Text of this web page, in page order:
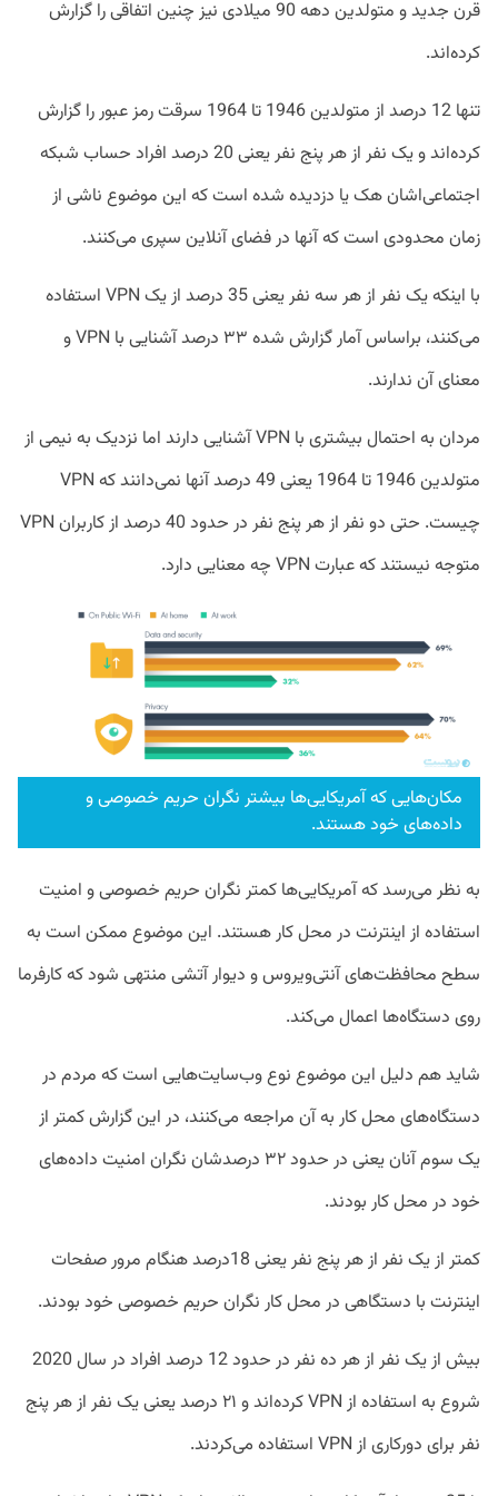
قرن جدید و متولدین دهه 90 میلادی نیز چنین اتفاقی را گزارش
کرده‌اند.
تنها 12 درصد از متولدین 1946 تا 1964 سرقت رمز عبور را گزارش
کرده‌اند و یک نفر از هر پنج نفر یعنی 20 درصد افراد حساب شبکه
اجتماعی‌اشان هک یا دزدیده شده است که این موضوع ناشی از
زمان محدودی است که آنها در فضای آنلاین سپری می‌کنند.
با اینکه یک نفر از هر سه نفر یعنی 35 درصد از یک VPN استفاده
می‌کنند، براساس آمار گزارش شده ۳۳ درصد آشنایی با VPN و
معنای آن ندارند.
مردان به احتمال بیشتری با VPN آشنایی دارند اما نزدیک به نیمی از
متولدین 1946 تا 1964 یعنی 49 درصد آنها نمی‌دانند که VPN
چیست. حتی دو نفر از هر پنج نفر در حدود 40 درصد از کاربران VPN
متوجه نیستند که عبارت VPN چه معنایی دارد.
مکان‌هایی که آمریکایی‌ها بیشتر نگران حریم خصوصی و
داده‌های خود هستند.
به نظر می‌رسد که آمریکایی‌ها کمتر نگران حریم خصوصی و امنیت
استفاده از اینترنت در محل کار هستند. این موضوع ممکن است به
سطح محافظت‌های آنتی‌ویروس و دیوار آتشی منتهی شود که کارفرما
روی دستگاه‌ها اعمال می‌کند.
شاید هم دلیل این موضوع نوع وب‌سایت‌هایی است که مردم در
دستگاه‌های محل کار به آن مراجعه می‌کنند، در این گزارش کمتر از
یک سوم آنان یعنی در حدود ۳۲ درصدشان نگران امنیت داده‌های
خود در محل کار بودند.
کمتر از یک نفر از هر پنج نفر یعنی 18درصد هنگام مرور صفحات
اینترنت با دستگاهی در محل کار نگران حریم خصوصی خود بودند.
بیش از یک نفر از هر ده نفر در حدود 12 درصد افراد در سال 2020
شروع به استفاده از VPN کرده‌اند و ۲۱ درصد یعنی یک نفر از هر پنج
نفر برای دورکاری از VPN استفاده می‌کردند.